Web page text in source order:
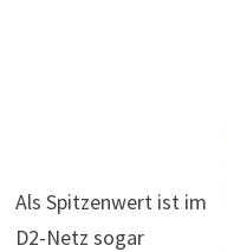
Als Spitzenwert ist im
D2-Netz sogar